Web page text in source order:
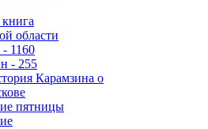
области
1160
- 255
Карамзина о
пятницы